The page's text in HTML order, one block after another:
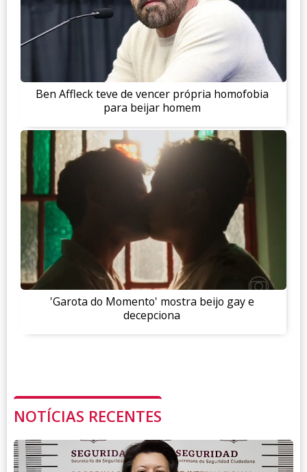
Ben Affleck teve de vencer própria homofobia
para beijar homem
'Garota do Momento' mostra beijo gay e
decepciona
NOTÍCIAS RECENTES